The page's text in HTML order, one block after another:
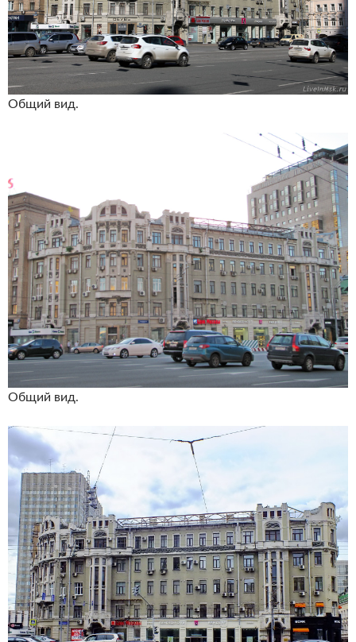
Общий вид.
Общий вид.